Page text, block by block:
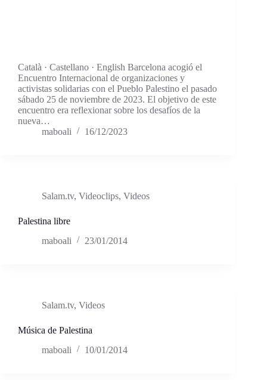
Català · Castellano · English Barcelona acogió el
Encuentro Internacional de organizaciones y
activistas solidarias con el Pueblo Palestino el pasado
sábado 25 de noviembre de 2023. El objetivo de este
encuentro era reflexionar sobre los desafíos de la
nueva…
maboali
16/12/2023
Salam.tv, Videoclips, Videos
Palestina libre
maboali
23/01/2014
Salam.tv, Videos
Música de Palestina
maboali
10/01/2014